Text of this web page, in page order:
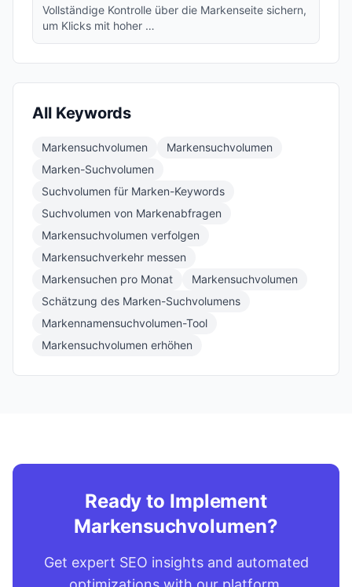
Vollständige Kontrolle über die Markenseite sichern,
um Klicks mit hoher …
All Keywords
Markensuchvolumen
Markensuchvolumen
Marken-Suchvolumen
Suchvolumen für Marken-Keywords
Suchvolumen von Markenabfragen
Markensuchvolumen verfolgen
Markensuchverkehr messen
Markensuchen pro Monat
Markensuchvolumen
Schätzung des Marken-Suchvolumens
Markennamensuchvolumen-Tool
Markensuchvolumen erhöhen
Ready to Implement
Markensuchvolumen?
Get expert SEO insights and automated